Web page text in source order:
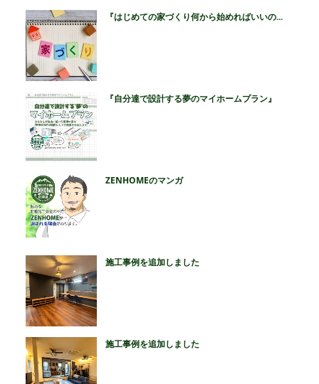
『はじめての家づくり何から始めればいいの...
『自分達で設計する夢のマイホームプラン』
ZENHOMEのマンガ
施工事例を追加しました
施工事例を追加しました